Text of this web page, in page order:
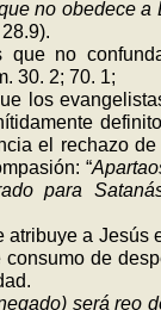
no obedece a
no
30. 2; 70. 1;
los
el rechazo
“
para
atribuye a Jesús
de
será reo